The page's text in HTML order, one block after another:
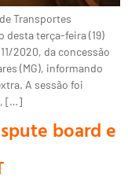
Transportes
desta terça-feira (19)
2020, da concessão
(MG), informando
A sessão foi
[…]
board e